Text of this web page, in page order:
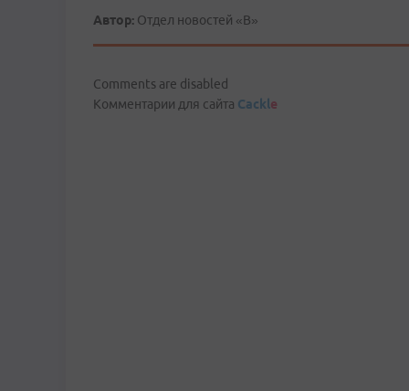
Автор: Отдел новостей «В»
Comments are disabled
Комментарии для сайта Cackle